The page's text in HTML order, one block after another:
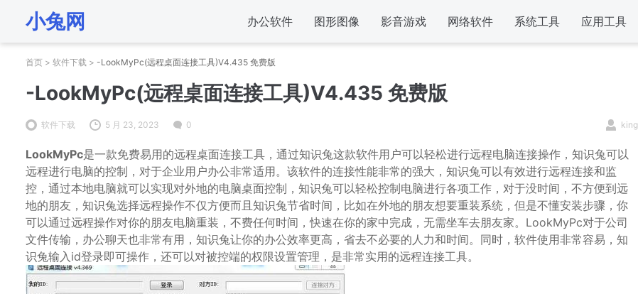
小兔网 办公软件 图形图像 影音游戏 网络软件 系统工具 应用工具
首页 > 软件下载 > -LookMyPc(远程桌面连接工具)V4.435 免费版
-LookMyPc(远程桌面连接工具)V4.435 免费版
软件下载 5 月 23, 2023 0 king
LookMyPc是一款免费易用的远程桌面连接工具，通过知识兔这款软件用户可以轻松进行远程电脑连接操作，知识兔可以
远程进行电脑的控制，对于企业用户办公非常适用。该软件的连接性能非常的强大，知识兔可以有效进行远程连接和监
控，通过本地电脑就可以实现对外地的电脑桌面控制，知识兔可以轻松控制电脑进行各项工作，对于没时间，不方便到远
地的朋友，知识兔选择远程操作不仅方便而且知识兔节省时间，比如在外地的朋友想要重装系统，但是不懂安装步骤，你
可以通过远程操作对你的朋友电脑重装，不费任何时间，快速在你的家中完成，无需坐车去朋友家。LookMyPc对于公司
文件传输，办公聊天也非常有用，知识兔让你的办公效率更高，省去不必要的人力和时间。同时，软件使用非常容易，知
识兔输入id登录即可操作，还可以对被控端的权限设置管理，是非常实用的远程连接工具。